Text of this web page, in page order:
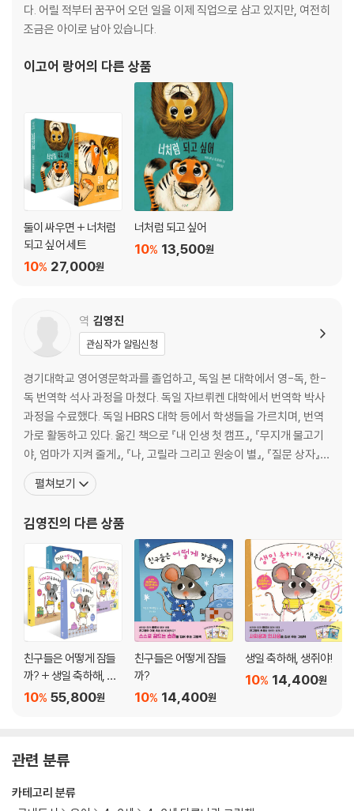
다. 어릴 적부터 꿈꾸어 오던 일을 이제 직업으로 삼고 있지만, 여전히
조금은 아이로 남아 있습니다.
이고어 랑어의 다른 상품
둘이 싸우면 + 너처럼
되고 싶어 세트
27,000원
10%
너처럼 되고 싶어
13,500원
10%
역 김영진
관심작가 알림신청
경기대학교 영어영문학과를 졸업하고, 독일 본 대학에서 영-독, 한-
독 번역학 석사 과정을 마쳤다. 독일 자브뤼켄 대학에서 번역학 박사
과정을 수료했다. 독일 HBRS 대학 등에서 학생들을 가르치며, 번역
가로 활동하고 있다. 옮긴 책으로 『내 인생 첫 캠프』, 『무지개 물고기
야, 엄마가 지켜 줄게』, 『나, 고릴라 그리고 원숭이 별』, 『질문 상자』,
『아빠를 위해 죽은 생쥐』, 『아빠가 덤불이 되었을 때』, 『당나귀 실베
스터와 요술 조약돌』, 『용감한 아이린』, 「엉뚱한 슈타니 가족」 시리
『열네 살의
펼쳐보기
김영진의 다른 상품
친구들은 어떻게 잠들
까? + 생일 축하해, 생
쥐야! + 기저귀 좀 보여
55,800원
10%
친구들은 어떻게 잠들
까?
14,400원
10%
생일 축하해, 생쥐야!
14,400원
10%
관련 분류
카테고리 분류